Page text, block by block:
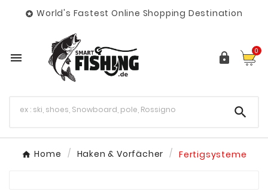
 World's Fastest Online Shopping Destination
  0

Home Haken & Vorfächer Fertigsysteme